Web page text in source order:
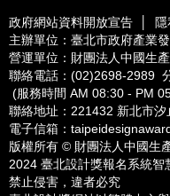
政府網站資料開放宣告
主辦單位：臺北市政府產業
營運單位：財團法人中國生
聯絡電話： (02)2698-2989
(服務時間 AM 08:30 - PM
聯絡地址：221432 新北市
電子信箱：
版權所有 © 財團法人中國生
2024 臺北設計獎報名系統
禁止侵害，違者必究